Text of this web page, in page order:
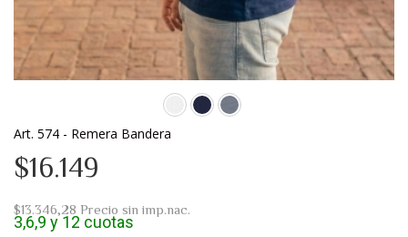
Art. 574 - Remera Bandera
$16.149
$13.346,28 Precio sin imp.nac.
3,6,9 y 12 cuotas